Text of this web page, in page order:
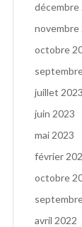
décembre
novembre
octobre
juillet 2023
juin 2023
mai 2023
février
octobre
avril 2022